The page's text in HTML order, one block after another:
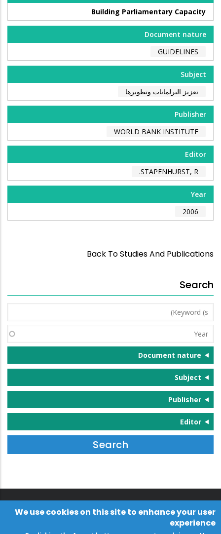
Building Parliamentary Capacity
Document nature
GUIDELINES
Subject
تعزيز البرلمانات وتطويرها
Publisher
WORLD BANK INSTITUTE
Editor
STAPENHURST, R.
Year
2006
Back To Studies And Publications
Search
Keyword
(s)
Year
Document nature
Subject
Publisher
Editor
We use cookies on this site to enhance your user
experience